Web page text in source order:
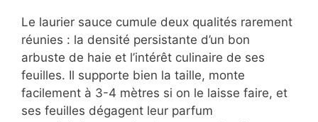
Le laurier sauce cumule deux qualités rarement
réunies : la densité persistante d’un bon
arbuste de haie et l’intérêt culinaire de ses
feuilles. Il supporte bien la taille, monte
facilement à 3-4 mètres si on le laisse faire, et
ses feuilles dégagent leur parfum